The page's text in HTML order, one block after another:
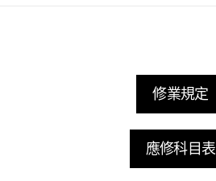
修業規定
應修科目表